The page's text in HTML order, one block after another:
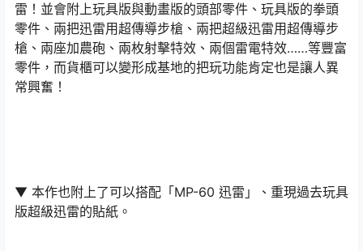
雷！並會附上玩具版與動畫版的頭部零件、玩具版的拳頭
零件、兩把迅雷用超傳導步槍、兩把超級迅雷用超傳導步
槍、兩座加農砲、兩枚射擊特效、兩個雷電特效……等豐富
零件，而貨櫃可以變形成基地的把玩功能肯定也是讓人異
常興奮！
▼ 本作也附上了可以搭配「MP-60 迅雷」、重現過去玩具
版超級迅雷的貼紙。